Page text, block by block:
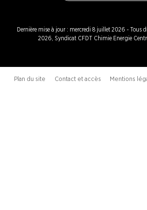
Dernière mise à jour : mercredi 8 juillet 2026 - Tous
2026, Syndicat CFDT Chimie Energie
Plan du site Contact et accès Mentions